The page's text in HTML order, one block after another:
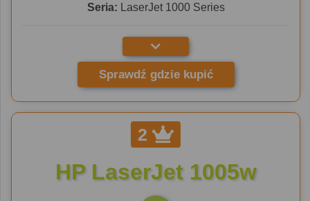
Seria: LaserJet 1000 Series
Sprawdź gdzie kupić
2
HP LaserJet 1005w